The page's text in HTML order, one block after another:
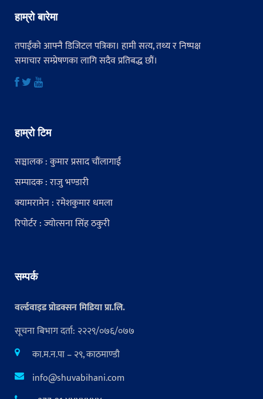
हाम्रो बारेमा
तपाईंको आफ्नै डिजिटल पत्रिका। हामी सत्य, तथ्य र निष्पक्ष
समाचार सम्प्रेषणका लागि सदैव प्रतिबद्ध छौं।
हाम्रो टिम
सञ्चालक : कुमार प्रसाद चौंलागाईं
सम्पादक : राजु भण्डारी
क्यामरामेन : रमेशकुमार धमला
रिपोर्टर : ज्योत्सना सिंह ठकुरी
सम्पर्क
वर्ल्डवाइड प्रोडक्सन मिडिया प्रा.लि.
सूचना बिभाग दर्ता: २२२९/०७६/०७७
का.म.न.पा – २९, काठमाण्डौ
info@shuvabihani.com